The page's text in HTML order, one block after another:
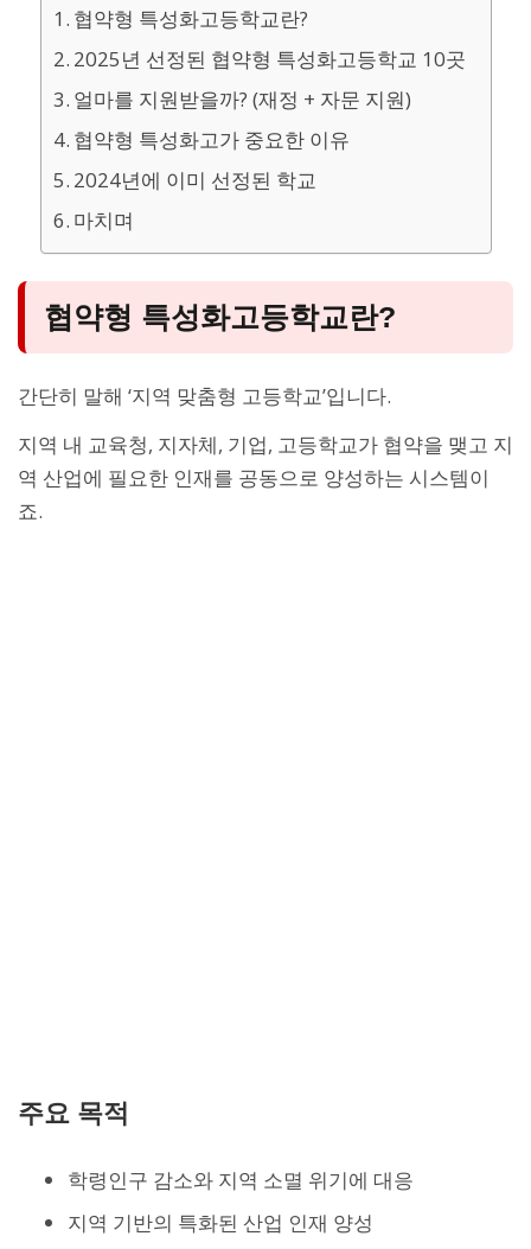
협약형 특성화고등학교란?
2025년 선정된 협약형 특성화고등학교 10곳
얼마를 지원받을까? (재정 + 자문 지원)
협약형 특성화고가 중요한 이유
2024년에 이미 선정된 학교
마치며
협약형 특성화고등학교란?
간단히 말해 ‘지역 맞춤형 고등학교’입니다.
지역 내 교육청, 지자체, 기업, 고등학교가 협약을 맺고 지
역 산업에 필요한 인재를 공동으로 양성하는 시스템이
죠.
주요 목적
학령인구 감소와 지역 소멸 위기에 대응
지역 기반의 특화된 산업 인재 양성